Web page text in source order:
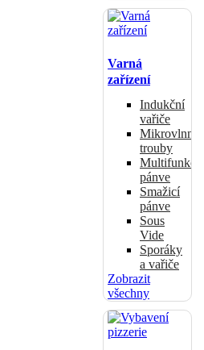
Varná
zařízení
Indukční
vařiče
Mikrovlnné
trouby
Multifunkční
pánve
Smažicí
pánve
Sous
Vide
Sporáky
a vařiče
Zobrazit
všechny